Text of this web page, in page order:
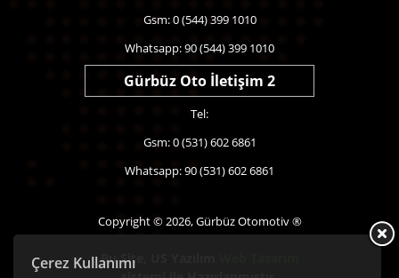
Çerez Kullanımı
Gsm: 0 (544) 399 1010
Whatsapp: 90 (544) 399 1010
Gürbüz Oto İletişim 2
Tel:
Gsm: 0 (531) 602 6861
Whatsapp: 90 (531) 602 6861
Copyright © 2026, Gürbüz Otomotiv ®
Bu Site,